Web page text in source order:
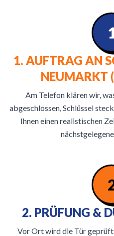
1. AUFTRAG AN
NEUMARKT
Am Telefon klären wir,
abgeschlossen, Schlüssel
Ihnen einen realistischen
2. PRÜFUNG &
Vor Ort wird die Tür